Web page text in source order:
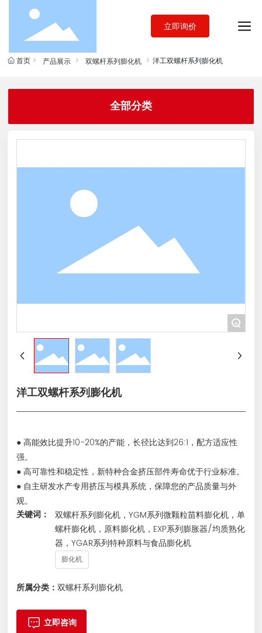
立即询价
首页 产品展示 双螺杆系列膨化机 洋工双螺杆系列膨化机
全部分类
+
洋工双螺杆系列膨化机
● 高能效比提升10-20%的产能，长径比达到26:1，配方适应性
强。
● 高可靠性和稳定性，新特种合金挤压部件寿命优于行业标准。
● 自主研发水产专用挤压与模具系统，保障您的产品质量与外
关键词：
双螺杆系列膨化机，YGM系列微颗粒苗料膨化机，单
螺杆膨化机，原料膨化机，EXP系列膨胀器/均质熟化
器，YGAR系列特种原料与食品膨化机
膨化机
所属分类：双螺杆系列膨化机
立即咨询